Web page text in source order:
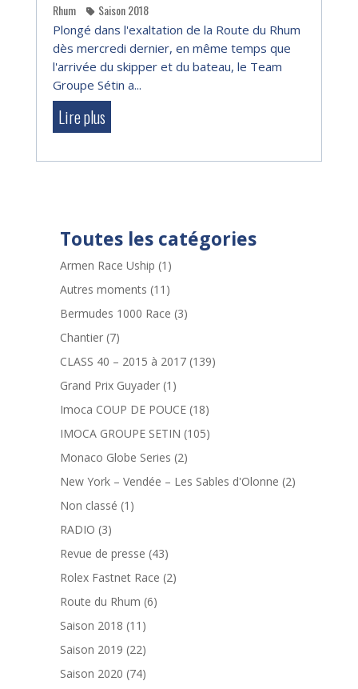
Rhum
Saison 2018
Plongé dans l'exaltation de la Route du Rhum
dès mercredi dernier, en même temps que
l'arrivée du skipper et du bateau, le Team
Groupe Sétin a...
Lire plus
Toutes les catégories
Armen Race Uship (1)
Autres moments (11)
Bermudes 1000 Race (3)
Chantier(7)
CLASS 40 – 2015 à 2017(139)
Grand Prix Guyader(1)
Imoca COUP DE POUCE(18)
IMOCA GROUPE SETIN (105)
Monaco Globe Series (2)
New York – Vendée – Les Sables d'Olonne (2)
Non classé (1)
RADIO (3)
Revue de presse (43)
Rolex Fastnet Race (2)
Route du Rhum (6)
Saison 2018 (11)
Saison 2019 (22)
Saison 2020 (74)